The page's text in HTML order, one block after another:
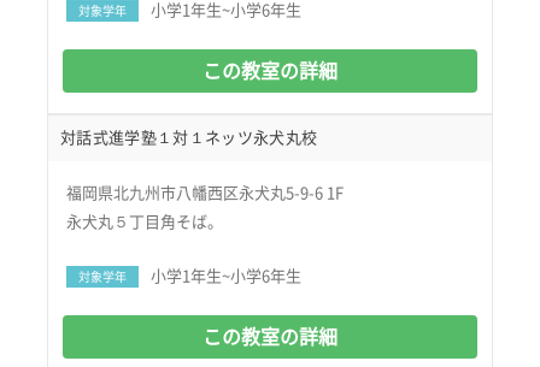
対象学年 小学1年生~小学6年生
この教室の詳細
対話式進学塾１対１ネッツ永犬丸校
福岡県北九州市八幡西区永犬丸5-9-6 1F
永犬丸５丁目角そば。
対象学年 小学1年生~小学6年生
この教室の詳細